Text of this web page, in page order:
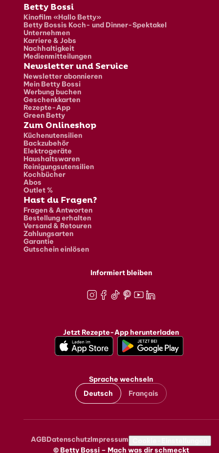
Fusszeile
Betty Bossi
Kinofilm «Hallo Betty»
Betty Bossis Koch- und Dinner-Spektakel
Unternehmen
Karriere & Jobs
Nachhaltigkeit
Medienmitteilungen
Newsletter und Service
Newsletter abonnieren
Mein Betty Bossi
Werbung buchen
Geschenkkarten
Rezepte-App
Green Betty
Zum Onlineshop
Küchenutensilien
Backzubehör
Elektrogeräte
Haushaltswaren
Reinigungsutensilien
Kochbücher
Abos
Outlet %
Hast du Fragen?
Fragen & Antworten
Bestellung erhalten
Versand & Retouren
Zahlungsarten
Garantie
Gutschein einlösen
Informiert bleiben
Jetzt Rezepte-App herunterladen
Sprache wechseln
Deutsch
Français
Metanavigation
AGBDatenschutzImpressum
© Betty Bossi – Mach was dir schmeckt